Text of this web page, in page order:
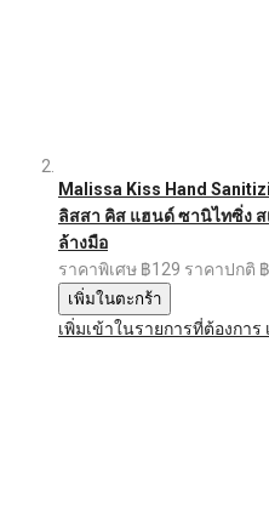
Malissa Kiss Hand
ลิสสา คิส แฮนด์ ซานิไทซิ่ง ส
ล้างมือ
ราคาพิเศษ ฿129 ราคาปกติ
เพิ่มในตะกร้า
เพิ่มเข้าในรายการที่ต้องการ